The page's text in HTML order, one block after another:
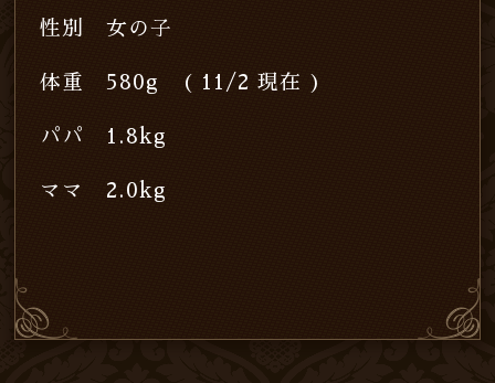
性別 女の子
体重 580g ( 11/2 現在 )
パパ 1.8kg
ママ 2.0kg